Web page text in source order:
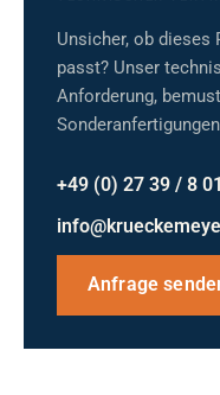
Unsicher, ob dieses
passt? Unser
Anforderung,
+49 (0) 27 39 / 8
Anfrage